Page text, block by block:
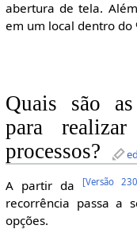
abertura de tela.
em um local dentro do
Quais são
para
processos?
A partir da [Versão
recorrência passa a
opções.